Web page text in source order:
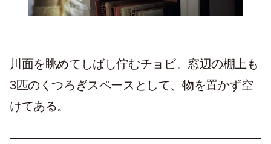
川面を眺めてしばし佇むチョビ。窓辺の棚上も
3匹のくつろぎスペースとして、物を置かず空
けてある。